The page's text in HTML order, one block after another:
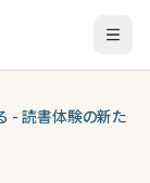
- 読書体験の新た